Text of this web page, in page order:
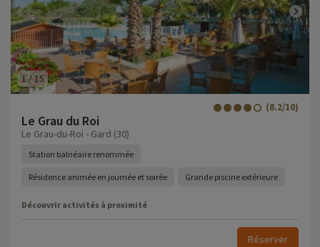
1/ 15
Le Grau du Roi
(8.2/10)
Le Grau-du-Roi - Gard (30)
Station balnéaire renommée
Résidence animée en journée et soirée Grande piscine extérieure
Découvrir activités à proximité
Réserver